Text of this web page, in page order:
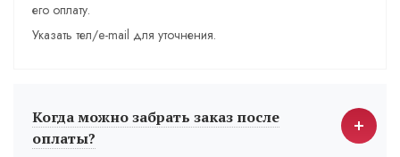
его оплату.
Указать тел/e-mail для уточнения.
Когда можно забрать заказ после
оплаты?